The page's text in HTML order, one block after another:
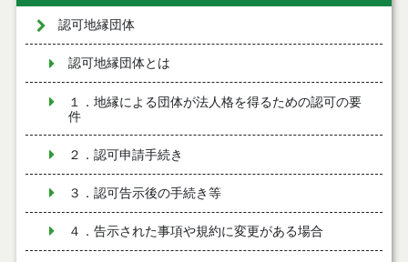
認可地縁団体
認可地縁団体とは
１．地縁による団体が法人格を得るための認可の要
件
２．認可申請手続き
３．認可告示後の手続き等
４．告示された事項や規約に変更がある場合